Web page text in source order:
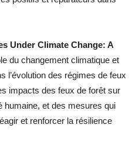
Under Climate Change: A
du changement climatique et
l’évolution des régimes de feux
impacts des feux de forêt sur
humaine, et des mesures qui
et renforcer la résilience